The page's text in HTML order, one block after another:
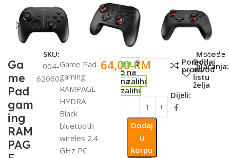
Ga
me
Pad
gam
ing
RAM
PAG
SKU:
004-
62060
Game Pad
gaming
RAMPAGE
HYDRA
Black
bluetooth
wireles 2.4
GHz PC
64,00KM
5
na
zalihi
5
na
zalihi
Dodaj
u
korpu
Poredi
proizvod
Dodaj
na
listu
želja
Dijeli:
Metode
plaćanja: